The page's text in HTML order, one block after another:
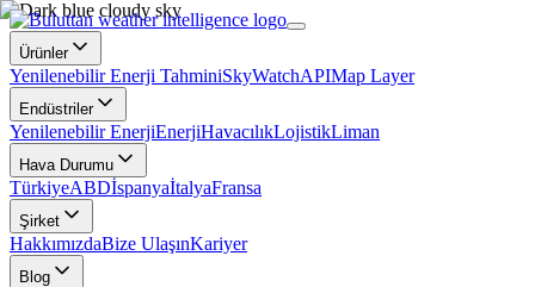
Ürünler
Yenilenebilir Enerji TahminiSkyWatchAPIMap Layer
Endüstriler
Yenilenebilir EnerjiEnerjiHavacılıkLojistikLiman
Hava Durumu
TürkiyeABDİspanyaİtalyaFransa
Şirket
HakkımızdaBize UlaşınKariyer
Blog